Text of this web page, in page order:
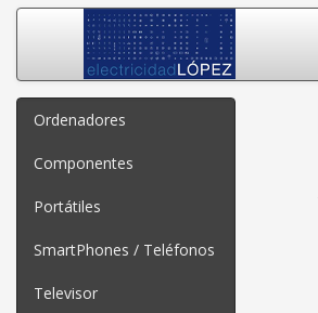
Ordenadores
Componentes
Portátiles
SmartPhones / Teléfonos
Televisor